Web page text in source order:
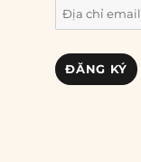
Địa
chỉ
email
ĐĂNG KÝ